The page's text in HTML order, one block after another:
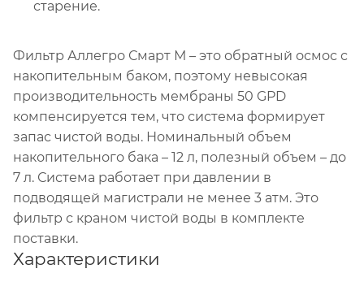
старение.
Фильтр Аллегро Смарт М – это обратный осмос с
накопительным баком, поэтому невысокая
производительность мембраны 50 GPD
компенсируется тем, что система формирует
запас чистой воды. Номинальный объем
накопительного бака – 12 л, полезный объем – до
7 л. Система работает при давлении в
подводящей магистрали не менее 3 атм. Это
фильтр с краном чистой воды в комплекте
поставки.
Характеристики